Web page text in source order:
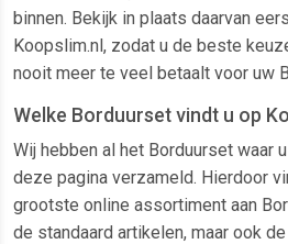
binnen. Bekijk in plaats daarvan
Koopslim.nl, zodat u de beste
nooit meer te veel betaalt voor uw
Welke Borduurset vindt u op
Wij hebben al het Borduurset waar
deze pagina verzameld. Hierdoor
grootste online assortiment aan
de standaard artikelen, maar ook